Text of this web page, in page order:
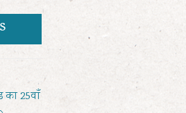
25वाँ